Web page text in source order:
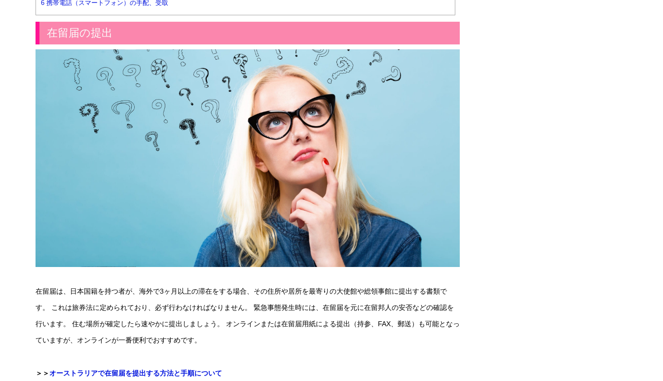
6 携帯電話（スマートフォン）の手配、受取
在留届の提出
在留届は、日本国籍を持つ者が、海外で3ヶ月以上の滞在をする場合、その住所や居所を最寄りの大使館や総領事館に提出する書類で
す。 これは旅券法に定められており、必ず行わなければなりません。 緊急事態発生時には、在留届を元に在留邦人の安否などの確認を
行います。 住む場所が確定したら速やかに提出しましょう。 オンラインまたは在留届用紙による提出（持参、FAX、郵送）も可能となっ
ていますが、オンラインが一番便利でおすすめです。
＞＞オーストラリアで在留届を提出する方法と手順について